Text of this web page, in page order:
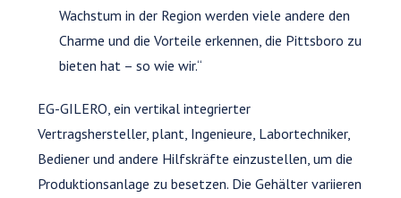
Wachstum in der Region werden viele andere den
Charme und die Vorteile erkennen, die Pittsboro zu
bieten hat – so wie wir.“
EG-GILERO, ein vertikal integrierter
Vertragshersteller, plant, Ingenieure, Labortechniker,
Bediener und andere Hilfskräfte einzustellen, um die
Produktionsanlage zu besetzen. Die Gehälter variieren